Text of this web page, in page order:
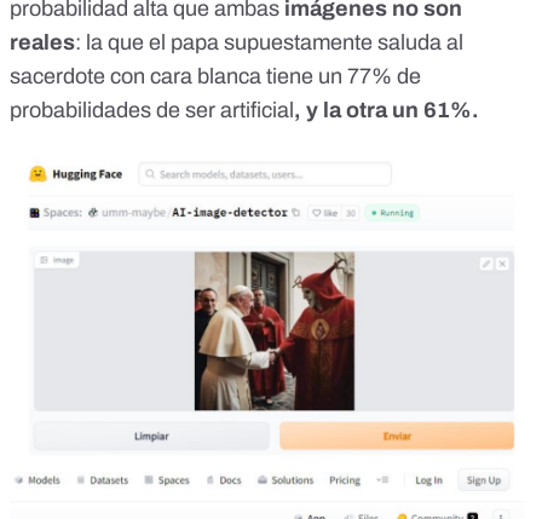
probabilidad alta que ambas imágenes no son
reales: la que el papa supuestamente saluda al
sacerdote con cara blanca tiene un 77% de
probabilidades de ser artificial , y la otra un 61%.